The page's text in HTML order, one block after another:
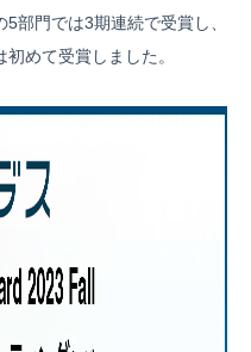
部門では3期連続で受賞し、
めて受賞しました。